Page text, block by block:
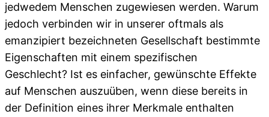
jedwedem Menschen zugewiesen werden. Warum
jedoch verbinden wir in unserer oftmals als
emanzipiert bezeichneten Gesellschaft bestimmte
Eigenschaften mit einem spezifischen
Geschlecht? Ist es einfacher, gewünschte Effekte
auf Menschen auszuüben, wenn diese bereits in
der Definition eines ihrer Merkmale enthalten